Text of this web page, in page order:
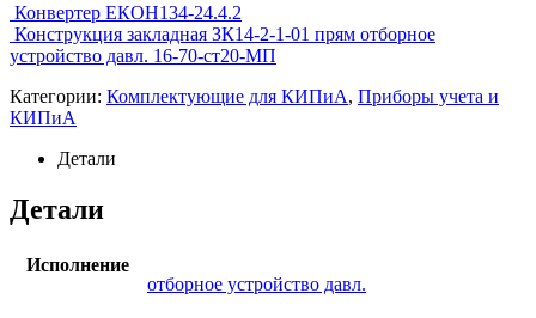
Конвертер ЕКОН134-24.4.2
Конструкция закладная ЗК14-2-1-01 прям отборное
устройство давл. 16-70-ст20-МП
Категории: Комплектующие для КИПиА, Приборы учета и
КИПиА
Детали
Детали
Исполнение
отборное устройство давл.